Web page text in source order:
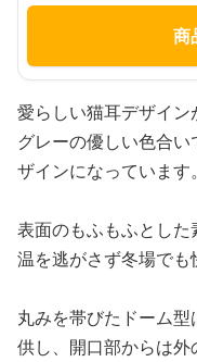
商
愛らしい猫耳デザイン
グレーの優しい色合
ザインになっています。
表面のもふもふとし
温を逃がさず冬場でも
丸みを帯びたドーム
供し、開口部からは